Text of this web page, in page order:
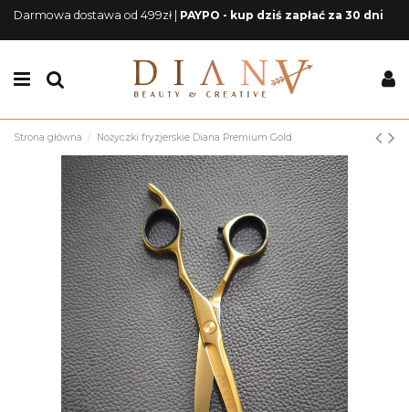
Darmowa dostawa od 499zł | PAYPO - kup dziś zapłać za 30 dni
Strona główna Nożyczki fryzjerskie Diana Premium Gold